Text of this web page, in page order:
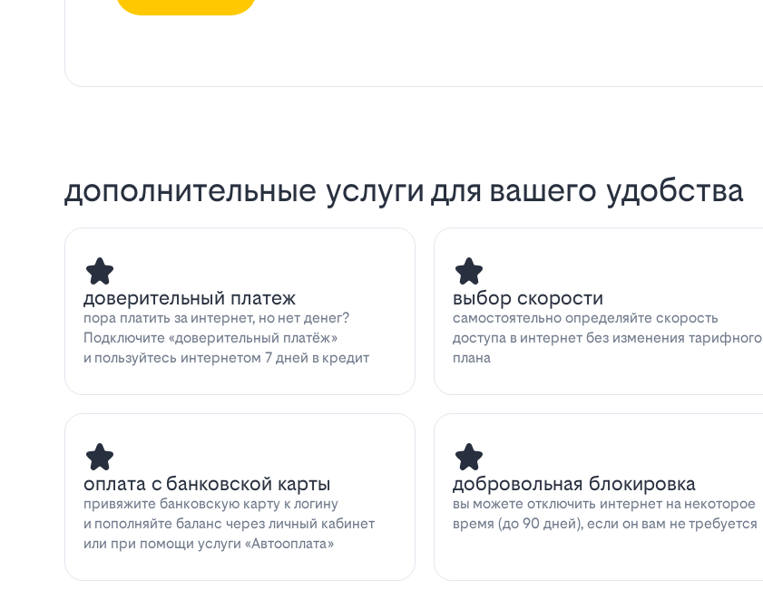
дополнительные услуги для вашего удобства
доверительный платеж
пора платить за интернет, но нет денег?
Подключите «доверительный платёж»
и пользуйтесь интернетом 7 дней в кредит
выбор скорости
самостоятельно определяйте скорость
доступа в интернет без изменения тарифного
плана
оплата с банковской карты
привяжите банковскую карту к логину
и пополняйте баланс через личный кабинет
или при помощи услуги «Автооплата»
добровольная блокировка
вы можете отключить интернет на некоторое
время (до 90 дней), если он вам не требуется